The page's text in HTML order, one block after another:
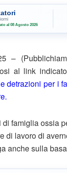
al 08 Agosto 2026
–
al link
detrazioni per i
di famiglia ossia
di lavoro di
anche sulla